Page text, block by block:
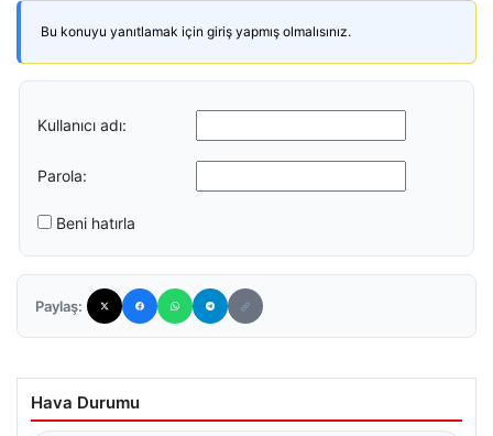
Bu konuyu yanıtlamak için giriş yapmış olmalısınız.
Kullanıcı adı:
Parola:
Beni hatırla
Paylaş:
Hava Durumu